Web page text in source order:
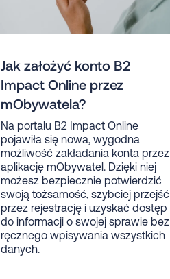
Jak założyć konto B2
Impact Online przez
mObywatela?
Na portalu B2 Impact Online
pojawiła się nowa, wygodna
możliwość zakładania konta przez
aplikację mObywatel. Dzięki niej
możesz bezpiecznie potwierdzić
swoją tożsamość, szybciej przejść
przez rejestrację i uzyskać dostęp
do informacji o swojej sprawie bez
ręcznego wpisywania wszystkich
danych.